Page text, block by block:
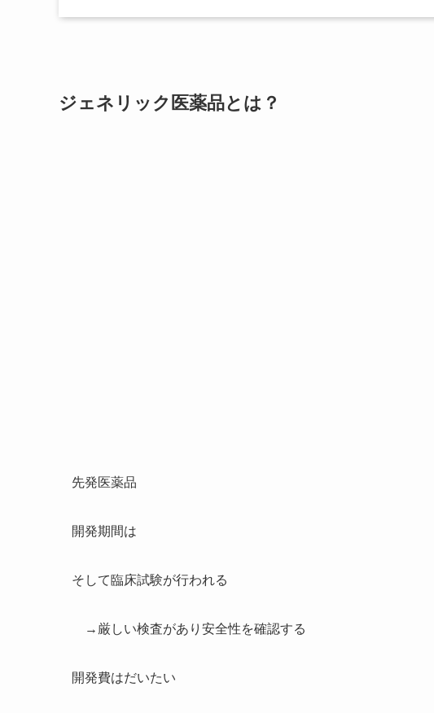
ジェネリック医薬品とは？
先発医薬品
開発期間は
そして臨床試験が行われる
→厳しい検査があり安全性を確認する
開発費はだいたい